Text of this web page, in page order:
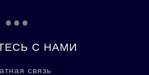
...
С НАМИ
связь